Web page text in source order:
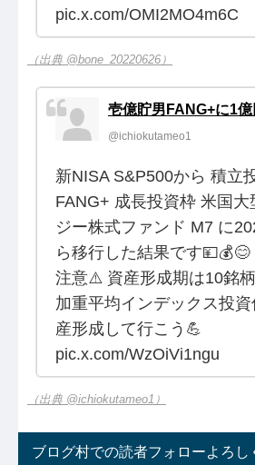
pic.x.com/OMI2MO4m6C
（出典 @bone_20220626）
壱億貯男FANG+に1億
@ichiokutameo1
新NISA S&P500から 積立
FANG+ 成長投資枠 米国大
ジー株式ファンド M7 に
ら移行した結果です
注意⚠️ 資産形成期は10銘
加重平均インデックス投
産形成して行こう💪
pic.x.com/WzOiVi1ngu
（出典 @ichiokutameo1）
ブログ村での読者フォローよろし